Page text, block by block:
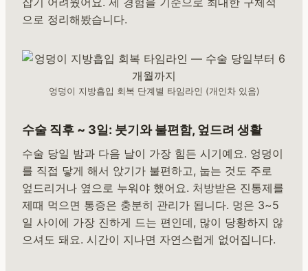
으로 정리해봤습니다.
엉덩이 지방흡입 회복 단계별 타임라인 (개인차 있음)
수술 직후 ~ 3일: 붓기와 불편함, 엎드려 생활
수술 당일 밤과 다음 날이 가장 힘든 시기예요. 엉덩이
를 직접 닿게 해서 앉기가 불편하고, 눕는 것도 주로
엎드리거나 옆으로 누워야 했어요. 처방받은 진통제를
제때 먹으면 통증은 충분히 관리가 됩니다. 멍은 3~5
일 사이에 가장 진하게 드는 편인데, 많이 당황하지 않
으셔도 돼요. 시간이 지나면 자연스럽게 없어집니다.